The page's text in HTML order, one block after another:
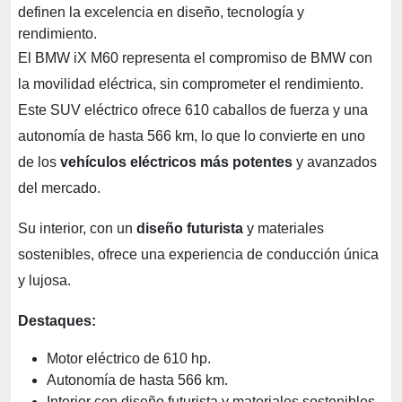
definen la excelencia en diseño, tecnología y
rendimiento.
El BMW iX M60 representa el compromiso de BMW con
la movilidad eléctrica, sin comprometer el rendimiento.
Este SUV eléctrico ofrece 610 caballos de fuerza y una
autonomía de hasta 566 km, lo que lo convierte en uno
de los vehículos eléctricos más potentes y avanzados
del mercado.
Su interior, con un diseño futurista y materiales
sostenibles, ofrece una experiencia de conducción única
y lujosa.
Destaques:
Motor eléctrico de 610 hp.
Autonomía de hasta 566 km.